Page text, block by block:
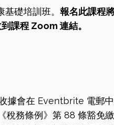
礎培訓班。 報名此課程
課程 Zoom 連結。
據會在 Eventbrite 電郵中
務條例》第 88 條豁免